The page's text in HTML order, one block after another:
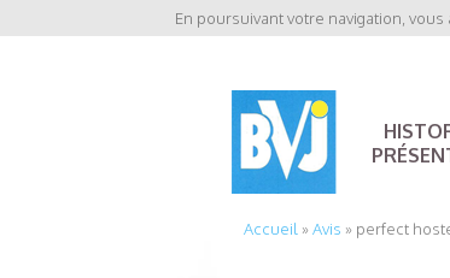
En poursuivant votre navigation,
Accueil »Avis » perfect